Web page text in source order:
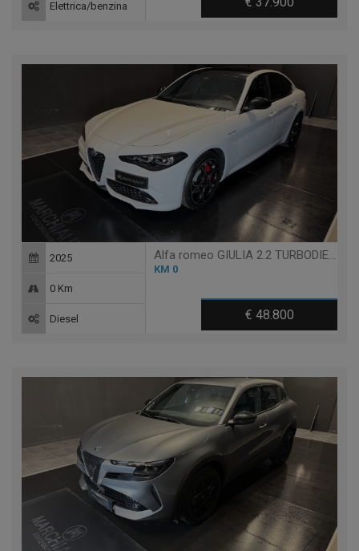
Elettrica/benzina
Alfa romeo GIULIA 2.2 TURBODIESEL 210 CV AT8 AWD Q4 VELOCE
KM 0
€ 48.800
2025
0 Km
Diesel